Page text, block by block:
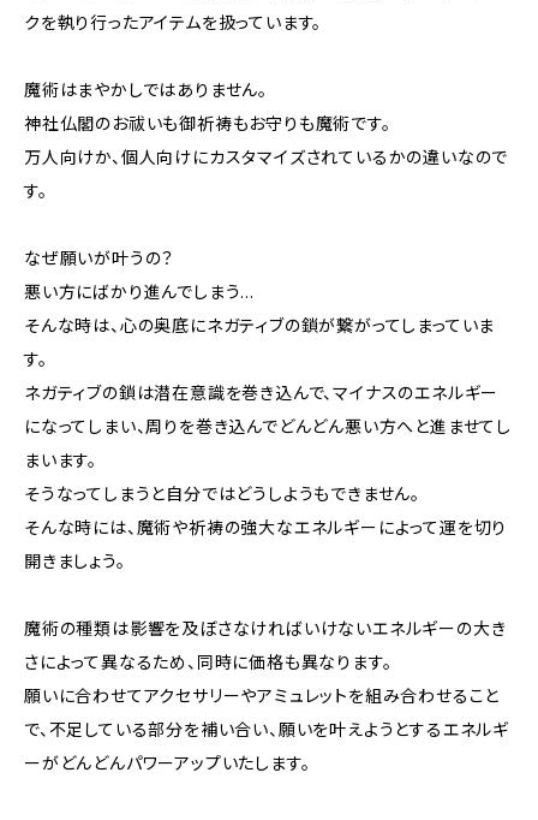
クを執り行ったアイテムを扱っています。
魔術はまやかしではありません。
神社仏閣のお祓いも御祈祷もお守りも魔術です。
万人向けか、個人向けにカスタマイズされているかの違いなので
す。
なぜ願いが叶うの？
悪い方にばかり進んでしまう…
そんな時は、心の奥底にネガティブの鎖が繋がってしまっていま
す。
ネガティブの鎖は潜在意識を巻き込んで、マイナスのエネルギー
になってしまい、周りを巻き込んでどんどん悪い方へと進ませてし
まいます。
そうなってしまうと自分ではどうしようもできません。
そんな時には、魔術や祈祷の強大なエネルギーによって運を切り
開きましょう。
魔術の種類は影響を及ぼさなければいけないエネルギーの大き
さによって異なるため、同時に価格も異なります。
願いに合わせてアクセサリーやアミュレットを組み合わせること
で、不足している部分を補い合い、願いを叶えようとするエネルギ
ーがどんどんパワーアップいたします。